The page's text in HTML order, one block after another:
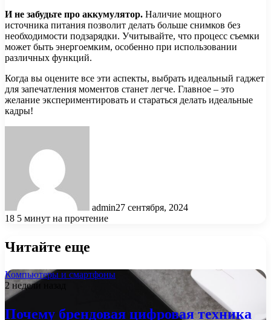
И не забудьте про аккумулятор. Наличие мощного
источника питания позволит делать больше снимков без
необходимости подзарядки. Учитывайте, что процесс съемки
может быть энергоемким, особенно при использовании
различных функций.
Когда вы оцените все эти аспекты, выбрать идеальный гаджет
для запечатления моментов станет легче. Главное – это
желание экспериментировать и стараться делать идеальные
кадры!
admin27 сентября, 2024
18 5 минут на прочтение
Читайте еще
Компьютеры и смартфоны
2 недели назад
Почему брендовая цифровая техника